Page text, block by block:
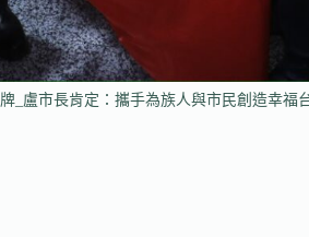
_盧市長肯定：攜手為族人與市民創造幸福